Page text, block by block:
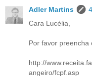
Adler Martins
Cara Lucélia,
Por favor preencha
http://
angeiro/fcpf.asp